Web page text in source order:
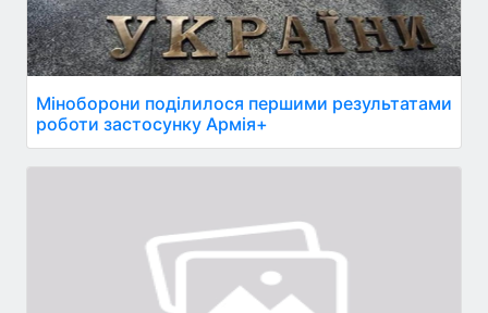
Міноборони поділилося першими результатами
роботи застосунку Армія+